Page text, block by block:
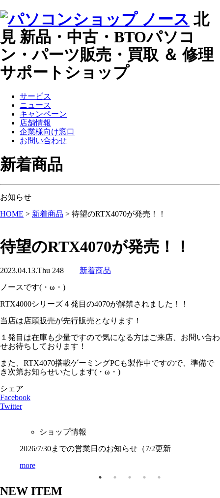
北
見 新品・中古・BTOパソコ
ン・パーツ販売・買取 ＆ 修理
サポートショップ
サービス
ニュース
キャンペーン
店舗情報
企業様向け窓口
お問い合わせ
新着商品
お知らせ
HOME > 新着商品 > 待望のRTX4070が発売！！
待望のRTX4070が発売！！
2023.04.13.Thu 248 新着商品
ノースです(・ω・)
RTX4000シリーズ４発目の4070が解禁されました！！
当店は店頭販売が先行販売となります！
１発目は在庫も少量ですので気になる方はご来店、お問い合わ
せお待ちしております！
また、RTX4070搭載ゲーミングPCも製作中ですので、準備で
き次第お知らせいたします(・ω・)ゞ
シェア
Facebook
Twitter
ショップ情報
2026/7/30までの営業日のお知らせ（7/2更新
more
NEW ITEM